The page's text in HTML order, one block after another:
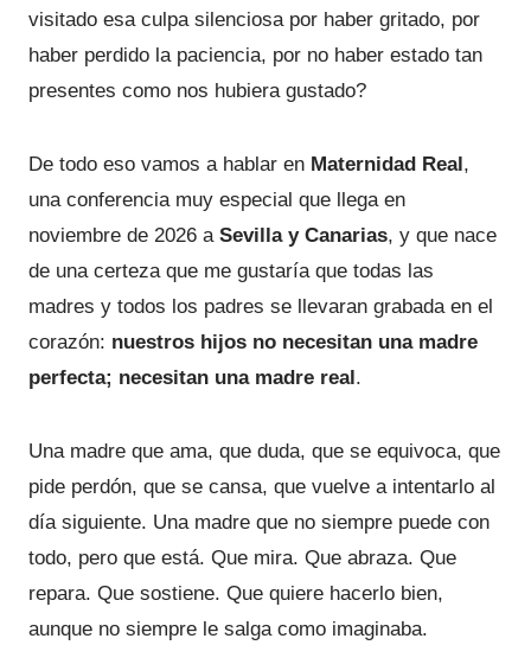
visitado esa culpa silenciosa por haber gritado, por
haber perdido la paciencia, por no haber estado tan
presentes como nos hubiera gustado?
De todo eso vamos a hablar en Maternidad Real,
una conferencia muy especial que llega en
noviembre de 2026 a Sevilla y Canarias, y que nace
de una certeza que me gustaría que todas las
madres y todos los padres se llevaran grabada en el
corazón: nuestros hijos no necesitan una madre
perfecta; necesitan una madre real.
Una madre que ama, que duda, que se equivoca, que
pide perdón, que se cansa, que vuelve a intentarlo al
día siguiente. Una madre que no siempre puede con
todo, pero que está. Que mira. Que abraza. Que
repara. Que sostiene. Que quiere hacerlo bien,
aunque no siempre le salga como imaginaba.